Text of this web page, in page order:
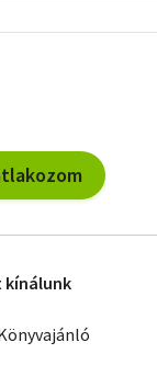
szűrők
kínálunk